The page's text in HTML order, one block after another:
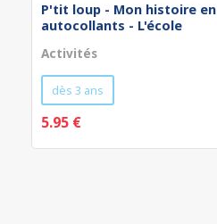
P'tit loup - Mon histoire en
autocollants - L'école
Activités
dès 3 ans
5.95 €